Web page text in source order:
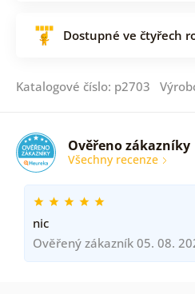
Dostupné ve čtyřech
Katalogové číslo: p2703
Ověřeno zákazníky
Všechny recenze
nic
Ověřený zákazník 05. 08.